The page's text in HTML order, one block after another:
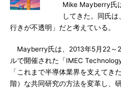
Mike Mayberry氏
してきた。同氏
行きが不透明」だと考えている。
Mayberry氏は、2013年5月22～
ルで開催された「IMEC
「これまで半導体業界を支えてき
階）な共同研究の方法を変革し、